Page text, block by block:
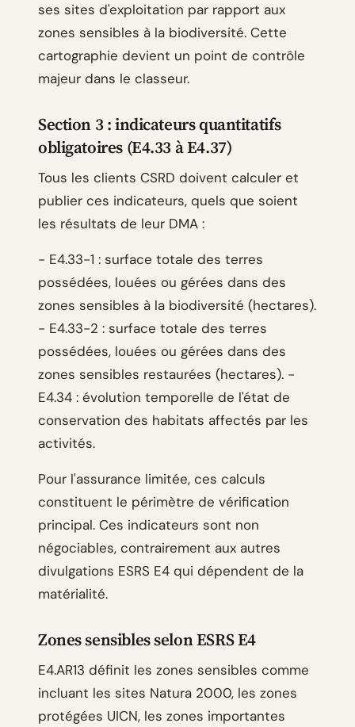
ses sites d'exploitation par rapport aux
zones sensibles à la biodiversité. Cette
cartographie devient un point de contrôle
majeur dans le classeur.
Section 3 : indicateurs quantitatifs
obligatoires (E4.33 à E4.37)
Tous les clients CSRD doivent calculer et
publier ces indicateurs, quels que soient
les résultats de leur DMA :
- E4.33-1 : surface totale des terres
possédées, louées ou gérées dans des
zones sensibles à la biodiversité (hectares).
- E4.33-2 : surface totale des terres
possédées, louées ou gérées dans des
zones sensibles restaurées (hectares). -
E4.34 : évolution temporelle de l'état de
conservation des habitats affectés par les
activités.
Pour l'assurance limitée, ces calculs
constituent le périmètre de vérification
principal. Ces indicateurs sont non
négociables, contrairement aux autres
divulgations ESRS E4 qui dépendent de la
matérialité.
Zones sensibles selon ESRS E4
E4.AR13 définit les zones sensibles comme
incluant les sites Natura 2000, les zones
protégées UICN, les zones importantes